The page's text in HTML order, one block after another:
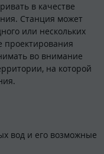
в качестве
Станция может
или нескольких
проектирования
во внимание
на которой
вод и его возможные